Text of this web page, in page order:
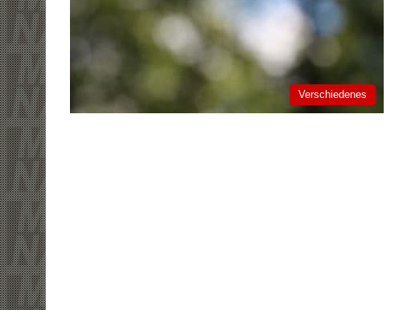
Verschiedenes